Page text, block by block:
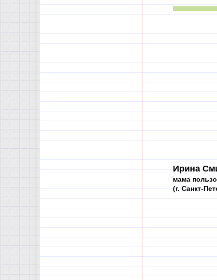
Ирина
мама
(г. Санкт-